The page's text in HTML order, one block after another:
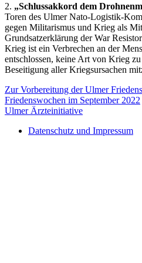
2. „Schlussakkord dem
Toren des Ulmer Nato-Logistik-
gegen Militarismus und Krieg als
Grundsatzerklärung der War
Krieg ist ein Verbrechen an der
entschlossen, keine Art von Krieg
Beseitigung aller Kriegsursachen
Zur Vorbereitung der Ulmer
Friedenswochen im September 2022
Ulmer Ärzteinitiative
Datenschutz und Impressum